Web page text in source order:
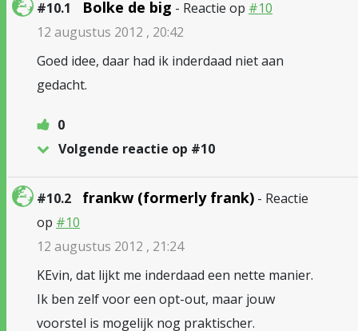
#10.1 Bolke de big - Reactie op #10
12 augustus 2012 , 20:42
Goed idee, daar had ik inderdaad niet aan
gedacht.
0
Volgende reactie op #10
#10.2 frankw (formerly frank) - Reactie
op #10
12 augustus 2012 , 21:24
KEvin, dat lijkt me inderdaad een nette manier.
Ik ben zelf voor een opt-out, maar jouw
voorstel is mogelijk nog praktischer.